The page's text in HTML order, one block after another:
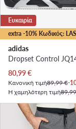
extra -10% Κωδικός:
Ευκαιρία
adidas
Τρέχουσα τιμή
80,99€
Κανονική τιμή89,99 €-
Η χαμηλότερη τιμή